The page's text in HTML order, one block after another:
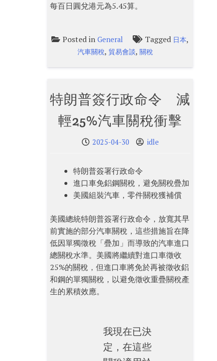
每百日圓兌港元為5.45算。
Posted inGeneral Tagged 日本,
汽車關稅, 貿易會談,關稅
特朗普簽行政命令 減
輕25%汽車關稅衝擊
2025-04-30 idle
特朗普簽署行政命令
進口車免鋁鋼關稅，避免關稅疊加
美國組裝汽車，零件關稅獲補償
美國總統特朗普簽署行政命令，放寬其早
前實施的部分汽車關稅，這些措施旨在降
低因單獨徵稅「疊加」而導致的汽車進口
總關稅水準。美國將繼續對進口車徵收
25%的關稅，但進口車將免於再被徵收鋁
和鋼的單獨關稅，以避免徵收重疊關稅產
生的累積效應。
我現在已決
定，在這些